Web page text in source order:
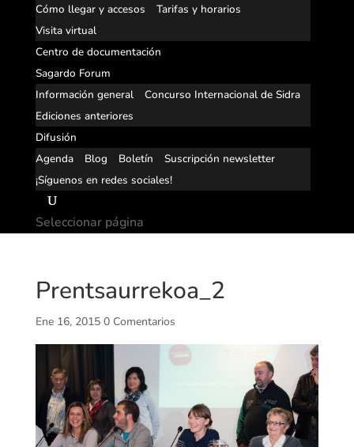
Cómo llegar y accesos
Tarifas y horarios
Visita virtual
Centro de documentación
Sagardo Forum
Información general
Concurso Internacional de Sidra
Ediciones anteriores
Difusión
Agenda
Blog Boletín
Suscripción newsletter
¡Síguenos en redes sociales!
Seleccionar página
Prentsaurrekoa_2
Ene 16, 2015 0 Comentarios